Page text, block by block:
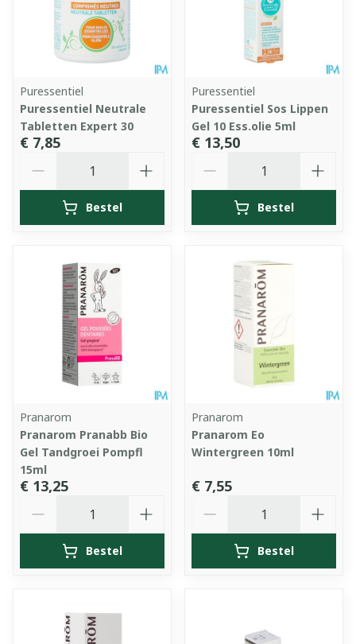
Puressentiel
Puressentiel Neutrale
Tabletten Expert 30
€ 7,85
Bestel
Puressentiel
Puressentiel Sos Lippen
Gel 10 Ess.olie 5ml
€ 13,50
Bestel
Pranarom
Pranarom Pranabb Bio
Gel Tandgroei Pompfl
15ml
€ 13,25
Bestel
Pranarom
Pranarom Eo
Wintergreen 10ml
€ 7,55
Bestel